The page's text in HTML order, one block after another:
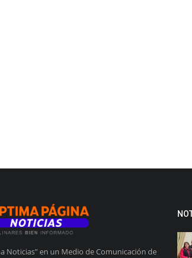
Noticias" en un Medio de Comunicación de